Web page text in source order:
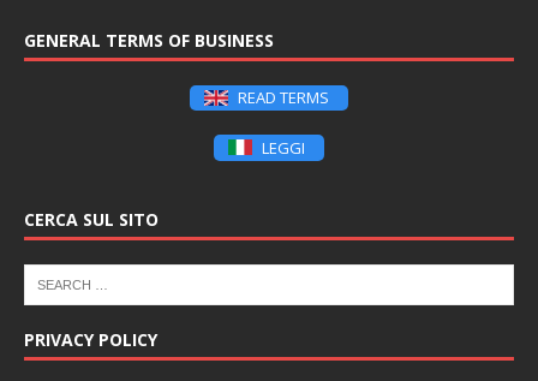
GENERAL TERMS OF BUSINESS
READ TERMS
LEGGI
CERCA SUL SITO
PRIVACY POLICY